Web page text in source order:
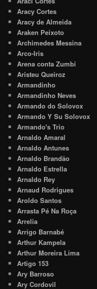
Aracy Cortes
Aracy de Almeida
Araken Peixoto
Archimedes Messina
Arco-Iris
Arena conta Zumbi
Aristeu Queiroz
Armandinho
Armandinho Neves
Armando do Solovox
Armando Y Su Solovox
Armando's Trio
Arnaldo Amaral
Arnaldo Antunes
Arnaldo Brandão
Arnaldo Estrella
Arnaldo Rey
Arnaud Rodrigues
Aroldo Santos
Arrasta Pé Na Roça
Arrelia
Arrigo Barnabé
Arthur Kampela
Arthur Moreira Lima
Artigo 153
Ary Barroso
Ary Cordovil